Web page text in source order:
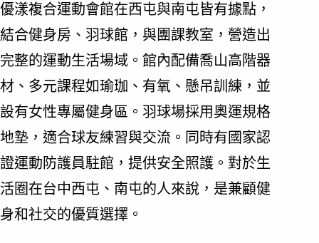
優漾複合運動會館在西屯與南屯皆有據點，
結合健身房、羽球館，與團課教室，營造出
完整的運動生活場域。館內配備喬山高階器
材、多元課程如瑜珈、有氧、懸吊訓練，並
設有女性專屬健身區。羽球場採用奧運規格
地墊，適合球友練習與交流。同時有國家認
證運動防護員駐館，提供安全照護。對於生
活圈在台中西屯、南屯的人來說，是兼顧健
身和社交的優質選擇。